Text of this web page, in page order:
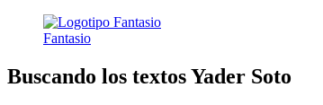
Fantasio
Buscando los textos Yader Soto